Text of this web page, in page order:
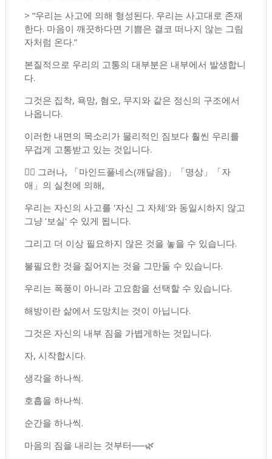
> “우리는 사고에 의해 형성된다. 우리는 사고대로 존재
한다. 마음이 깨끗하다면 기쁨은 결코 떠나지 않는 그림
자처럼 온다.”
본질적으로 우리의 고통의 대부분은 내부에서 발생합니
다.
그것은 집착, 욕망, 혐오, 무지와 같은 정신의 구조에서
나옵니다.
이러한 내면의 목소리가 물리적인 짐보다 훨씬 우리를
무겁게 고통받고 있는 것입니다.
🧘‍♂️ 그러나, 「마인드풀네스(깨달음)」「명상」「자
애」의 실천에 의해,
우리는 자신의 사고를 '자신 그 자체'와 동일시하지 않고
그냥 '보실' 수 있게 됩니다.
그리고 더 이상 필요하지 않은 것을 놓을 수 있습니다.
불필요한 것을 짊어지는 것을 그만둘 수 있습니다.
우리는 폭풍이 아니라 고요함을 선택할 수 있습니다.
해방이란 삶에서 도망치는 것이 아닙니다.
그것은 자신의 내부 짐을 가볍게하는 것입니다.
자, 시작합시다.
생각을 하나씩.
호흡을 하나씩.
순간을 하나씩.
마음의 짐을 내리는 것부터──🌿